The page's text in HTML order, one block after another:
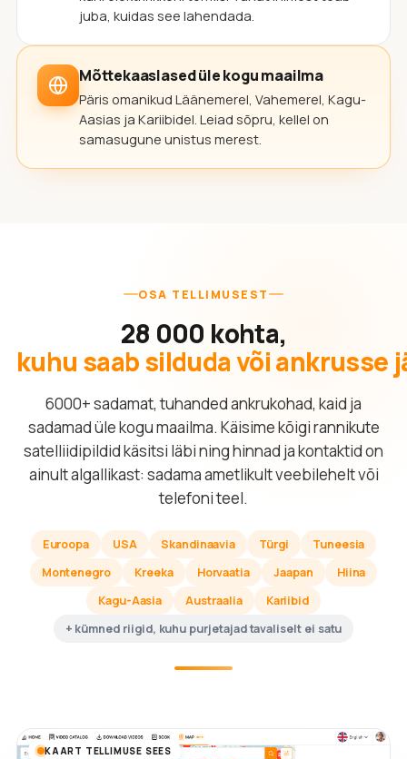
juba, kuidas see lahendada.
Mõttekaaslased üle kogu maailma
Päris omanikud Läänemerel, Vahemerel, Kagu-
Aasias ja Kariibidel. Leiad sõpru, kellel on
samasugune unistus merest.
OSA TELLIMUSEST
28 000 kohta,
kuhu saab silduda või ankrusse
6000+ sadamat, tuhanded ankrukohad, kaid ja
sadamad üle kogu maailma. Käisime kõigi rannikute
satelliidipildid käsitsi läbi ning hinnad ja kontaktid on
ainult algallikast: sadama ametlikult veebilehelt või
telefoni teel.
Euroopa USA Skandinaavia Türgi
Tuneesia
Montenegro
Kreeka Horvaatia Jaapan
Hiina
Kagu-Aasia
Austraalia
Kariibid
+ kümned riigid, kuhu purjetajad tavaliselt ei satu
KAART TELLIMUSE SEES